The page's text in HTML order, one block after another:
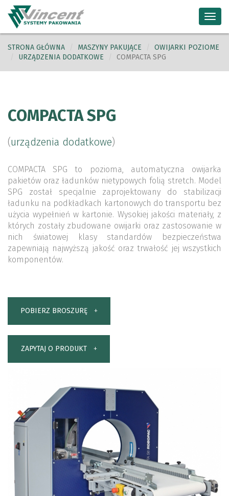
STRONA GŁÓWNA MASZYNY PAKUJĄCE
OWIJARKI POZIOME
URZĄDZENIA DODATKOWE
COMPACTA SPG
COMPACTA SPG
(urządzenia dodatkowe)
COMPACTA SPG to pozioma, automatyczna owijarka
pakietów oraz ładunków nietypowych folią stretch. Model
SPG został specjalnie zaprojektowany do stabilizacji
ładunku na podkładkach kartonowych do transportu bez
użycia wypełnień w kartonie. Wysokiej jakości materiały, z
których zostały zbudowane owijarki oraz zastosowanie w
nich światowej klasy standardów bezpieczeństwa
zapewniają najwyższą jakość oraz trwałość jej wszystkich
komponentów.
POBIERZ BROSZURĘ
ZAPYTAJ O PRODUKT